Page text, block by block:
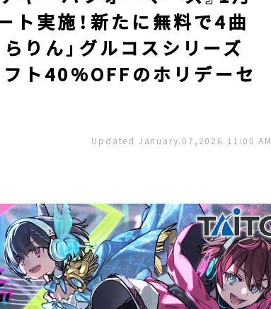
ト実施！新たに無料で4曲
りん」グルコスシリーズ
フト40%OFFのホリデーセ
Updated January.07,2026 11:00 AM